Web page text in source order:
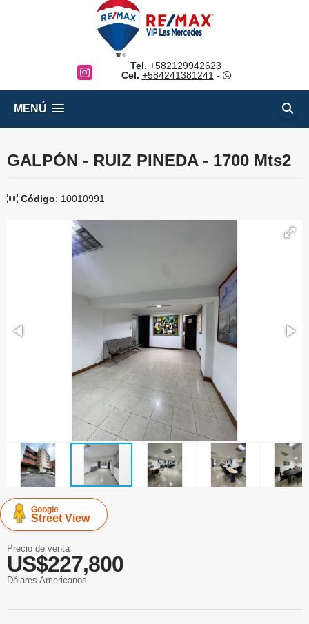
Instagram
Tel. +582129942623
Cel. +584241381241 -
MENÚ
GALPÓN - RUIZ PINEDA - 1700 Mts2
Código: 10010991
Google
Street View
Precio de venta
US$227,800
Dólares Americanos